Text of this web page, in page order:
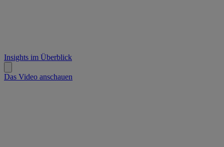
Insights im Überblick
Das Video anschauen